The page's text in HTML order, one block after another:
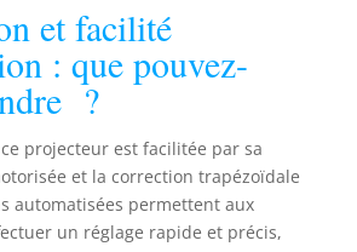
silencieux : un
système de
refroidissement
ultra silencieux a
été utilisé, nous
n'aurons plus de
problèmes pour
projecteur dans
un petit espace.
et facilité
: que pouvez-
?
projecteur est facilitée par sa
et la correction trapézoïdale
automatisées permettent aux
un réglage rapide et précis,